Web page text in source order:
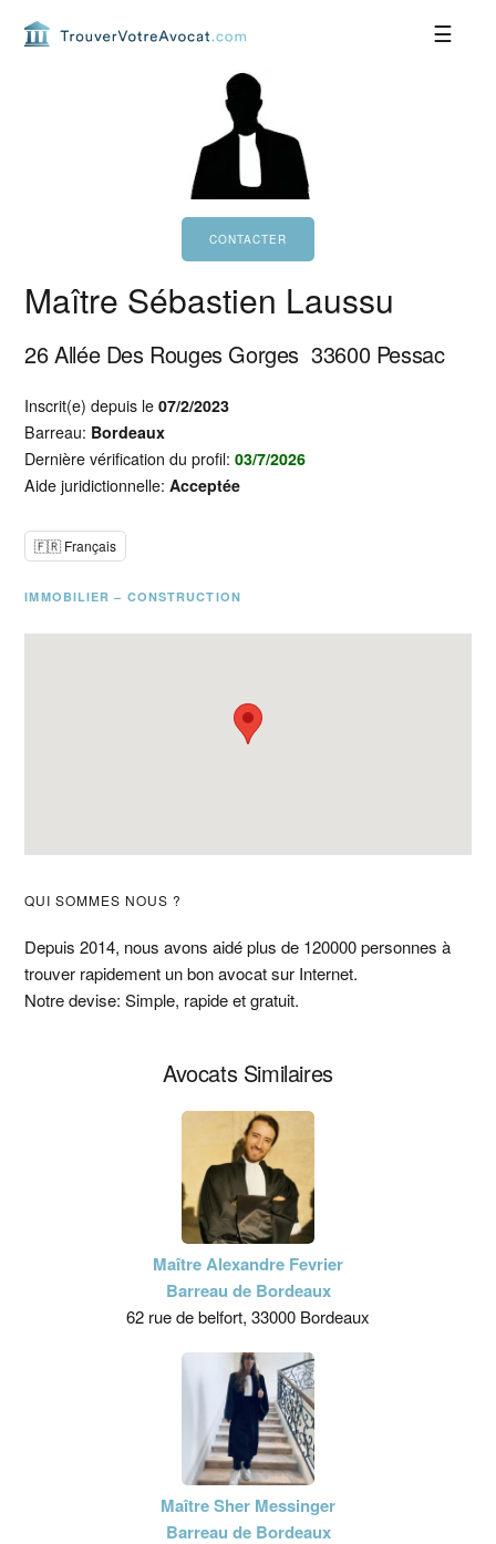
Maître Sébastien Laussu
26 Allée Des Rouges Gorges 33600 Pessac
Inscrit(e) depuis le07/2/2023
Barreau: Bordeaux
Dernière vérification du profil:03/7/2026
Aide juridictionnelle:Acceptée
🇫🇷 Français
IMMOBILIER – CONSTRUCTION
Barre
latérale
principale
QUI SOMMES NOUS ?
Depuis 2014, nous avons aidé plus de 120000 personnes à
trouver rapidement un bon avocat sur Internet.
Notre devise: Simple, rapide et gratuit.
Avocats Similaires
Maître Alexandre Fevrier
Barreau de Bordeaux
62 rue de belfort, 33000 Bordeaux
Maître Sher Messinger
Barreau de Bordeaux